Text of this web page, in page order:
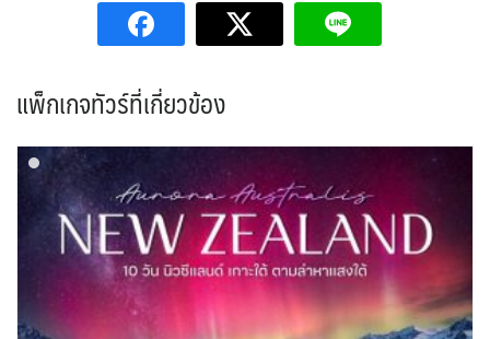
แพ็กเกจทัวร์ที่เกี่ยวข้อง